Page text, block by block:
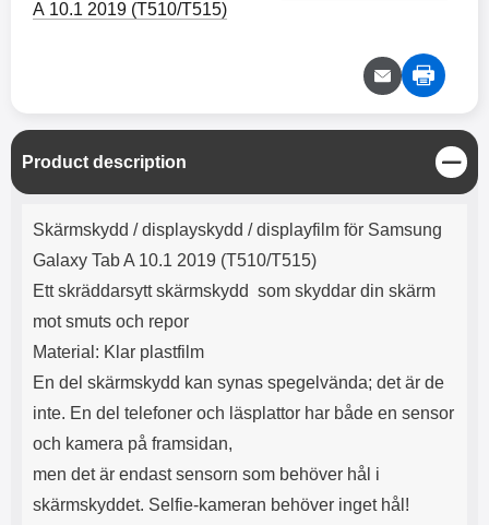
A 10.1 2019 (T510/T515)
Product description
C
l
o
Product description
Skärmskydd / displayskydd / displayfilm för Samsung
Galaxy Tab A 10.1 2019 (T510/T515)
Ett skräddarsytt skärmskydd som skyddar din skärm
mot smuts och repor
Material: Klar plastfilm
En del skärmskydd kan synas spegelvända; det är de
inte. En del telefoner och läsplattor har både en sensor
och kamera på framsidan,
men det är endast sensorn som behöver hål i
skärmskyddet. Selfie-kameran behöver inget hål!